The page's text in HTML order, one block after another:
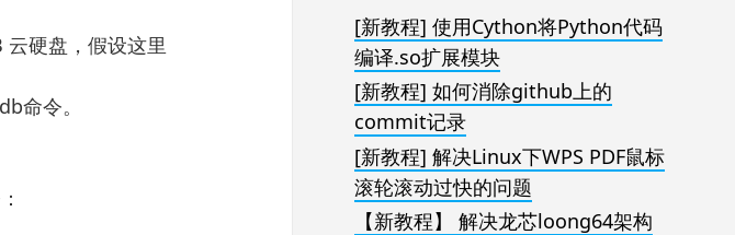
硬盘，假设这里
命令。
[新教程] 使用Cython将Python代码
编译.so扩展模块
[新教程] 如何消除github上的
commit记录
[新教程] 解决Linux下WPS PDF鼠标
滚轮滚动过快的问题
【新教程】 解决龙芯loong64架构